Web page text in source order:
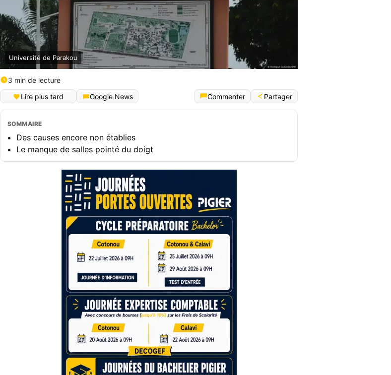
Université de Parakou
3 min de lecture
Lire plus tard
Google News Commenter Partager
SOMMAIRE
Des causes encore non établies
Le manque de salles pointé du doigt